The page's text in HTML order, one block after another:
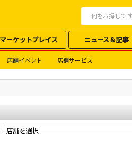
マーケットプレイス ニュース＆記事
店舗イベント 店舗サービス